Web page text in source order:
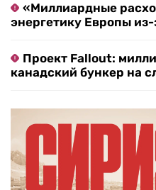
«Миллиардные
энергетику Европы
Проект Fallout:
канадский бункер на